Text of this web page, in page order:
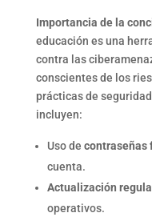
Importancia de la
educación es una
contra las
conscientes de los
prácticas de
incluyen:
Uso de contraseñas
cuenta.
Actualización
operativos.